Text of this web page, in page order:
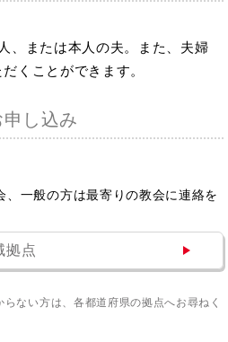
、または本人の夫。また、夫婦
くことができます。
申し込み
、一般の方は最寄りの教会に連絡を
拠点
ない方は、各都道府県の拠点へお尋ねく